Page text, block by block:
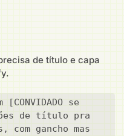
de título e capa
se
de título pra
com gancho mas